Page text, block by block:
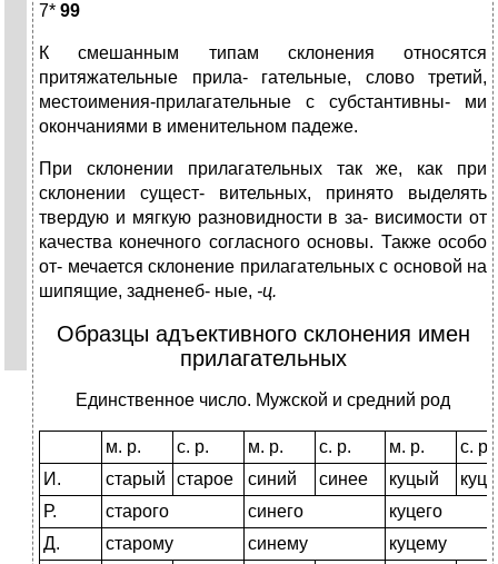
7* 99
К смешанным типам склонения относятся
притяжательные прила- гательные, слово третий,
местоимения-прилагательные с субстантивны- ми
окончаниями в именительном падеже.
При склонении прилагательных так же, как при
склонении сущест- вительных, принято выделять
твердую и мягкую разновидности в за- висимости от
качества конечного согласного основы. Также особо
от- мечается склонение прилагательных с основой на
шипящие, задненеб- ные, -ц.
Образцы адъективного склонения имен
прилагательных
Единственное число. Мужской и средний род
м. р. с. р. м. р. с. р. м. р.
с. р.
И.
старый старое синий синее куцый
Р.
старого синего
куцего
Д.
старому синему
куцему